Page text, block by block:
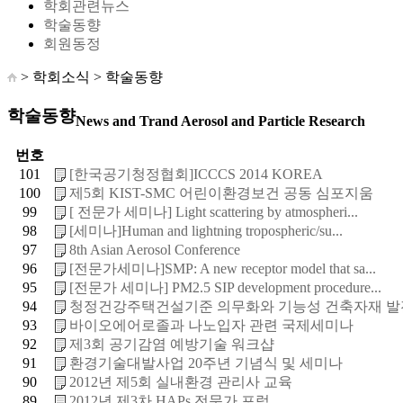
학회관련뉴스
학술동향
회원동정
> 학회소식 > 학술동향
학술동향News and Trand Aerosol and Particle Research
번호
101
[한국공기청정협회]ICCCS 2014 KOREA
100
제5회 KIST-SMC 어린이환경보건 공동 심포지움
99
[ 전문가 세미나] Light scattering by atmospheri...
98
[세미나]Human and lightning tropospheric/su...
97
8th Asian Aerosol Conference
96
[전문가세미나]SMP: A new receptor model that sa...
95
[전문가 세미나] PM2.5 SIP development procedure...
94
청정건강주택건설기준 의무화와 기능성 건축자재
93
바이오에어로졸과 나노입자 관련 국제세미나
92
제3회 공기감염 예방기술 워크샵
91
환경기술대발사업 20주년 기념식 및 세미나
90
2012년 제5회 실내환경 관리사 교육